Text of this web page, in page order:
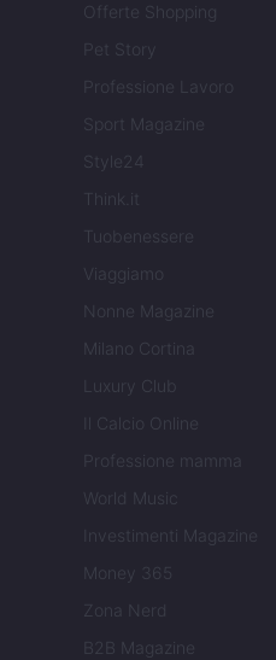
Offerte Shopping
Pet Story
Professione Lavoro
Sport Magazine
Style24
Think.it
Tuobenessere
Viaggiamo
Nonne Magazine
Milano Cortina
Luxury Club
Il Calcio Online
Professione mamma
World Music
Investimenti Magazine
Money 365
Zona Nerd
B2B Magazine